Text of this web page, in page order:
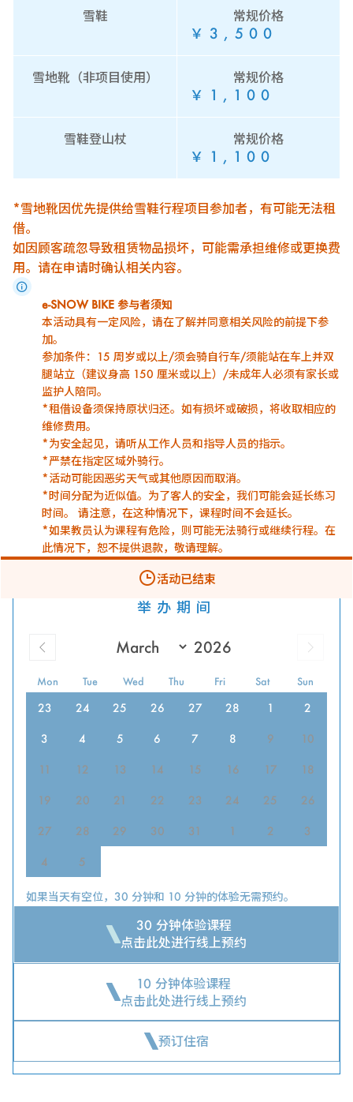
雪鞋 常规价格
￥3,500
雪地靴（非项目使用） 常规价格
￥1,100
雪鞋登山杖 常规价格
￥1,100
*雪地靴因优先提供给雪鞋行程项目参加者，有可能无法租
借。
如因顾客疏忽导致租赁物品损坏，可能需承担维修或更换费
用。请在申请时确认相关内容。
e-SNOW BIKE 参与者须知
本活动具有一定风险，请在了解并同意相关风险的前提下参
加。
参加条件：15 周岁或以上/须会骑自行车/须能站在车上并双
腿站立（建议身高 150 厘米或以上）/未成年人必须有家长或
监护人陪同。
*租借设备须保持原状归还。如有损坏或破损，将收取相应的
维修费用。
*为安全起见，请听从工作人员和指导人员的指示。
*严禁在指定区域外骑行。
*活动可能因恶劣天气或其他原因而取消。
*时间分配为近似值。为了客人的安全，我们可能会延长练习
时间。 请注意，在这种情况下，课程时间不会延长。
*如果教员认为课程有危险，则可能无法骑行或继续行程。在
此情况下，恕不提供退款，敬请理解。
活动已结束
举办期间
Mon Tue Wed Thu Fri Sat Sun
23 24 25 26 27 28 1 2
3 4 5 6 7 8 9 10
11 12 13 14 15 16 17 18
19 20 21 22 23 24 25 26
27 28 29 30 31 1 2 3
4 5
如果当天有空位，30 分钟和 10 分钟的体验无需预约。
30 分钟体验课程
点击此处进行线上预约
10 分钟体验课程
点击此处进行线上预约
预订住宿